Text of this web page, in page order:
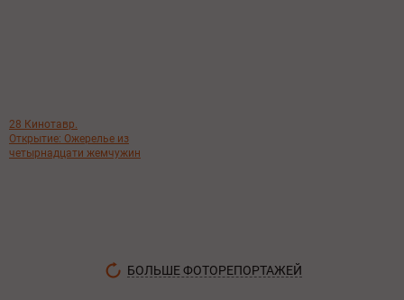
28 Кинотавр.
Открытие: Ожерелье из
четырнадцати жемчужин
БОЛЬШЕ ФОТОРЕПОРТАЖЕЙ